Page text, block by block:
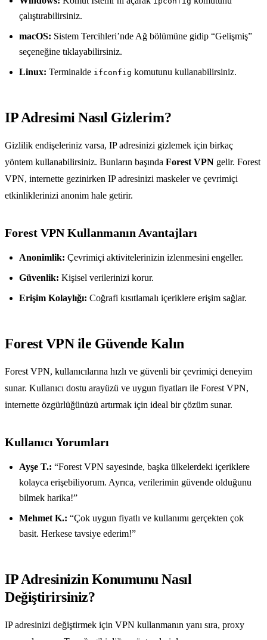
çalıştırabilirsiniz.
macOS: Sistem Tercihleri’nde Ağ bölümüne gidip “Gelişmiş”
seçeneğine tıklayabilirsiniz.
Linux: Terminalde ifconfig komutunu kullanabilirsiniz.
IP Adresimi Nasıl Gizlerim?
Gizlilik endişeleriniz varsa, IP adresinizi gizlemek için birkaç
yöntem kullanabilirsiniz. Bunların başında Forest VPN gelir. Forest
VPN, internette gezinirken IP adresinizi maskeler ve çevrimiçi
etkinliklerinizi anonim hale getirir.
Forest VPN Kullanmanın Avantajları
Anonimlik: Çevrimiçi aktivitelerinizin izlenmesini engeller.
Güvenlik: Kişisel verilerinizi korur.
Erişim Kolaylığı: Coğrafi kısıtlamalı içeriklere erişim sağlar.
Forest VPN ile Güvende Kalın
Forest VPN, kullanıcılarına hızlı ve güvenli bir çevrimiçi deneyim
sunar. Kullanıcı dostu arayüzü ve uygun fiyatları ile Forest VPN,
internette özgürlüğünüzü artırmak için ideal bir çözüm sunar.
Kullanıcı Yorumları
Ayşe T.: “Forest VPN sayesinde, başka ülkelerdeki içeriklere
kolayca erişebiliyorum. Ayrıca, verilerimin güvende olduğunu
bilmek harika!”
Mehmet K.: “Çok uygun fiyatlı ve kullanımı gerçekten çok
basit. Herkese tavsiye ederim!”
IP Adresinizin Konumunu Nasıl
Değiştirirsiniz?
IP adresinizi değiştirmek için VPN kullanmanın yanı sıra, proxy